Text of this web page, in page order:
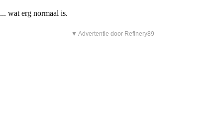
... wat erg normaal is.
▼ Advertentie door Refinery89